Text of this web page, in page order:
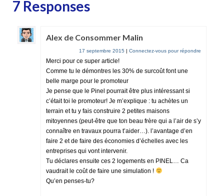
7 Responses
Alex de Consommer Malin
17 septembre 2015 | Connectez-vous pour répondre
Merci pour ce super article!
Comme tu le démontres les 30% de surcoût font une
belle marge pour le promoteur
Je pense que le Pinel pourrait être plus intéressant si
c’était toi le promoteur! Je m’explique : tu achètes un
terrain et tu y fais construire 2 petites maisons
mitoyennes (peut-être que ton beau frère qui a l’air de s’y
connaître en travaux pourra t’aider…). l’avantage d’en
faire 2 et de faire des économies d’échelles avec les
entreprises qui vont intervenir.
Tu déclares ensuite ces 2 logements en PINEL… Ca
vaudrait le coût de faire une simulation !
Qu’en penses-tu?